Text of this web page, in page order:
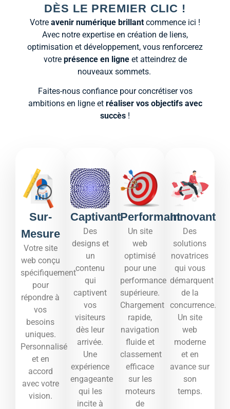
DÈS LE PREMIER CLIC !
Votre avenir numérique brillant commence ici !
Avec notre expertise en création de liens,
optimisation et développement, vous renforcerez
votre présence en ligneet atteindrez de
nouveaux sommets.
Faites-nous confiance pour concrétiser vos
ambitions en ligne et réaliser vos objectifs avec
succès !
Sur-
Mesure
Votre site
web conçu
spécifiquement
pour
répondre à
vos
besoins
uniques.
Personnalisé
et en
accord
avec votre
vision.
Captivant
Des
designs et
un
contenu
qui
captivent
vos
visiteurs
dès leur
arrivée.
Une
expérience
engageante
qui les
incite à
Performant
Un site
web
optimisé
pour une
performance
supérieure.
Chargement
rapide,
navigation
fluide et
classement
efficace
sur les
moteurs
de
Innovant
Des
solutions
novatrices
qui vous
démarquent
de la
concurrence.
Un site
web
moderne
et en
avance sur
son
temps.​